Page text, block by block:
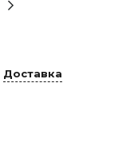
Доставка